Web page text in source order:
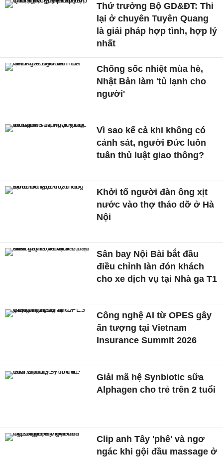
Thứ trưởng Bộ GD&ĐT: Thi
lại ở chuyên Tuyên Quang
là giải pháp hợp tình, hợp lý
nhất
Chống sốc nhiệt mùa hè,
Nhật Bản làm 'tủ lạnh cho
người'
Vì sao kể cả khi không có
cảnh sát, người Đức luôn
tuân thủ luật giao thông?
Khởi tố người đàn ông xịt
nước vào thợ tháo dỡ ở Hà
Nội
Sân bay Nội Bài bắt đầu
điều chỉnh làn đón khách
cho xe dịch vụ tại Nhà ga T1
Công nghệ AI từ OPES gây
ấn tượng tại Vietnam
Insurance Summit 2026
Giải mã hệ Synbiotic sữa
Alphagen cho trẻ trên 2 tuổi
Clip anh Tây 'phê' và ngơ
ngác khi gội đầu massage ở